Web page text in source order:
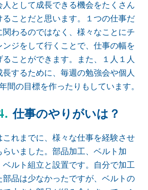
人として成長できる機会をたくさん
ることだと思います。１つの仕事だ
関わるのではなく、様々なことにチ
ンジをして行くことで、仕事の幅を
ることができます。また、１人１人
長するために、毎週の勉強会や個人
間の目標を作ったりもしています。
仕事のやりがいは？
これまでに、様々な仕事を経験させ
らいました。部品加工、ベルト加
ベルト組立と設置です。自分で加工
部品は少なかったですが、ベルトの